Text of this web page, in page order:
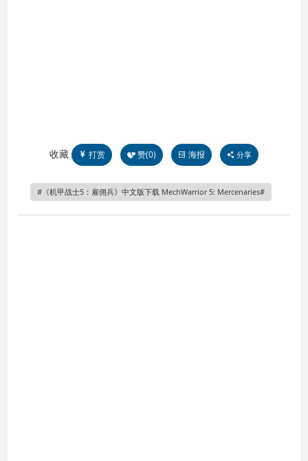
收藏 打赏 赞(0) 海报 分享
《机甲战士5：雇佣兵》中文版下载 MechWarrior 5: Mercenaries